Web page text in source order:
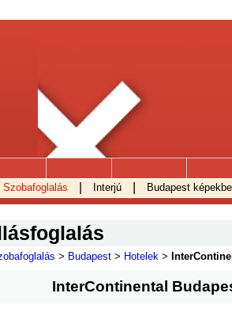
.
Szobafoglalás Interjú Budapest
> Budapest > Hotelek >
InterContinental